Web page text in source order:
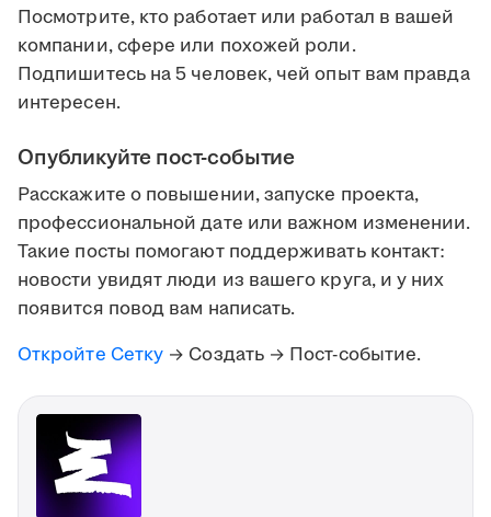
Посмотрите, кто работает или работал в вашей
компании, сфере или похожей роли.
Подпишитесь на 5 человек, чей опыт вам правда
интересен.
Опубликуйте пост-событие
Расскажите о повышении, запуске проекта,
профессиональной дате или важном изменении.
Такие посты помогают поддерживать контакт:
новости увидят люди из вашего круга, и у них
появится повод вам написать.
Откройте Сетку → Создать → Пост-событие.